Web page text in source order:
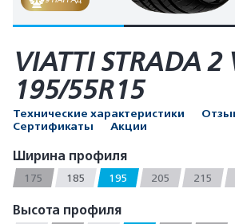
VIATTI STRADA 2
195/55R15
Технические характеристики
Сертификаты
Акции
Ширина профиля
175 185 195 205 215
Высота профиля